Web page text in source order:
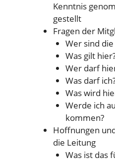
Kenntnis
gestellt
Fragen der
Wer sind
Was gilt
Wer darf
Was darf
Was wird
Werde ich
kommen?
Hoffnungen
die Leitung
Was ist das